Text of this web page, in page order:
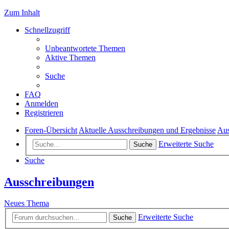
Zum Inhalt
Schnellzugriff
Unbeantwortete Themen
Aktive Themen
Suche
FAQ
Anmelden
Registrieren
Foren-Übersicht Aktuelle Ausschreibungen und Ergebnisse
Suche
Erweiterte Suche
Suche
Ausschreibungen
Neues Thema
Suche
Erweiterte Suche